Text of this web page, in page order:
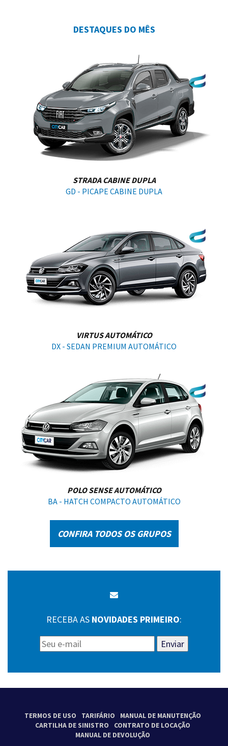
DESTAQUES DO MÊS
STRADA CABINE DUPLA
GD - PICAPE CABINE DUPLA
VIRTUS AUTOMÁTICO
DX - SEDAN PREMIUM AUTOMÁTICO
POLO SENSE AUTOMÁTICO
BA - HATCH COMPACTO AUTOMÁTICO
CONFIRA TODOS OS GRUPOS
RECEBA AS NOVIDADES PRIMEIRO:
Enviar
TERMOS DE USO TARIFÁRIO
MANUAL DE MANUTENÇÃO
CARTILHA DE SINISTRO
CONTRATO DE LOCAÇÃO
MANUAL DE DEVOLUÇÃO